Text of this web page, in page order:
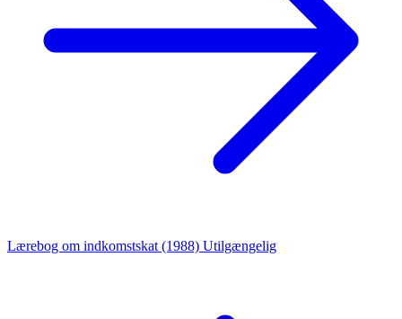
Lærebog om indkomstskat (1988) Utilgængelig